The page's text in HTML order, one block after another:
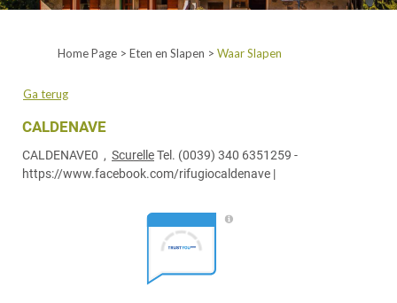
Home Page > Eten en Slapen > Waar Slapen
Ga terug
CALDENAVE
CALDENAVE0 , ScurelleTel. (0039) 340 6351259 -
https://www.facebook.com/rifugiocaldenave |